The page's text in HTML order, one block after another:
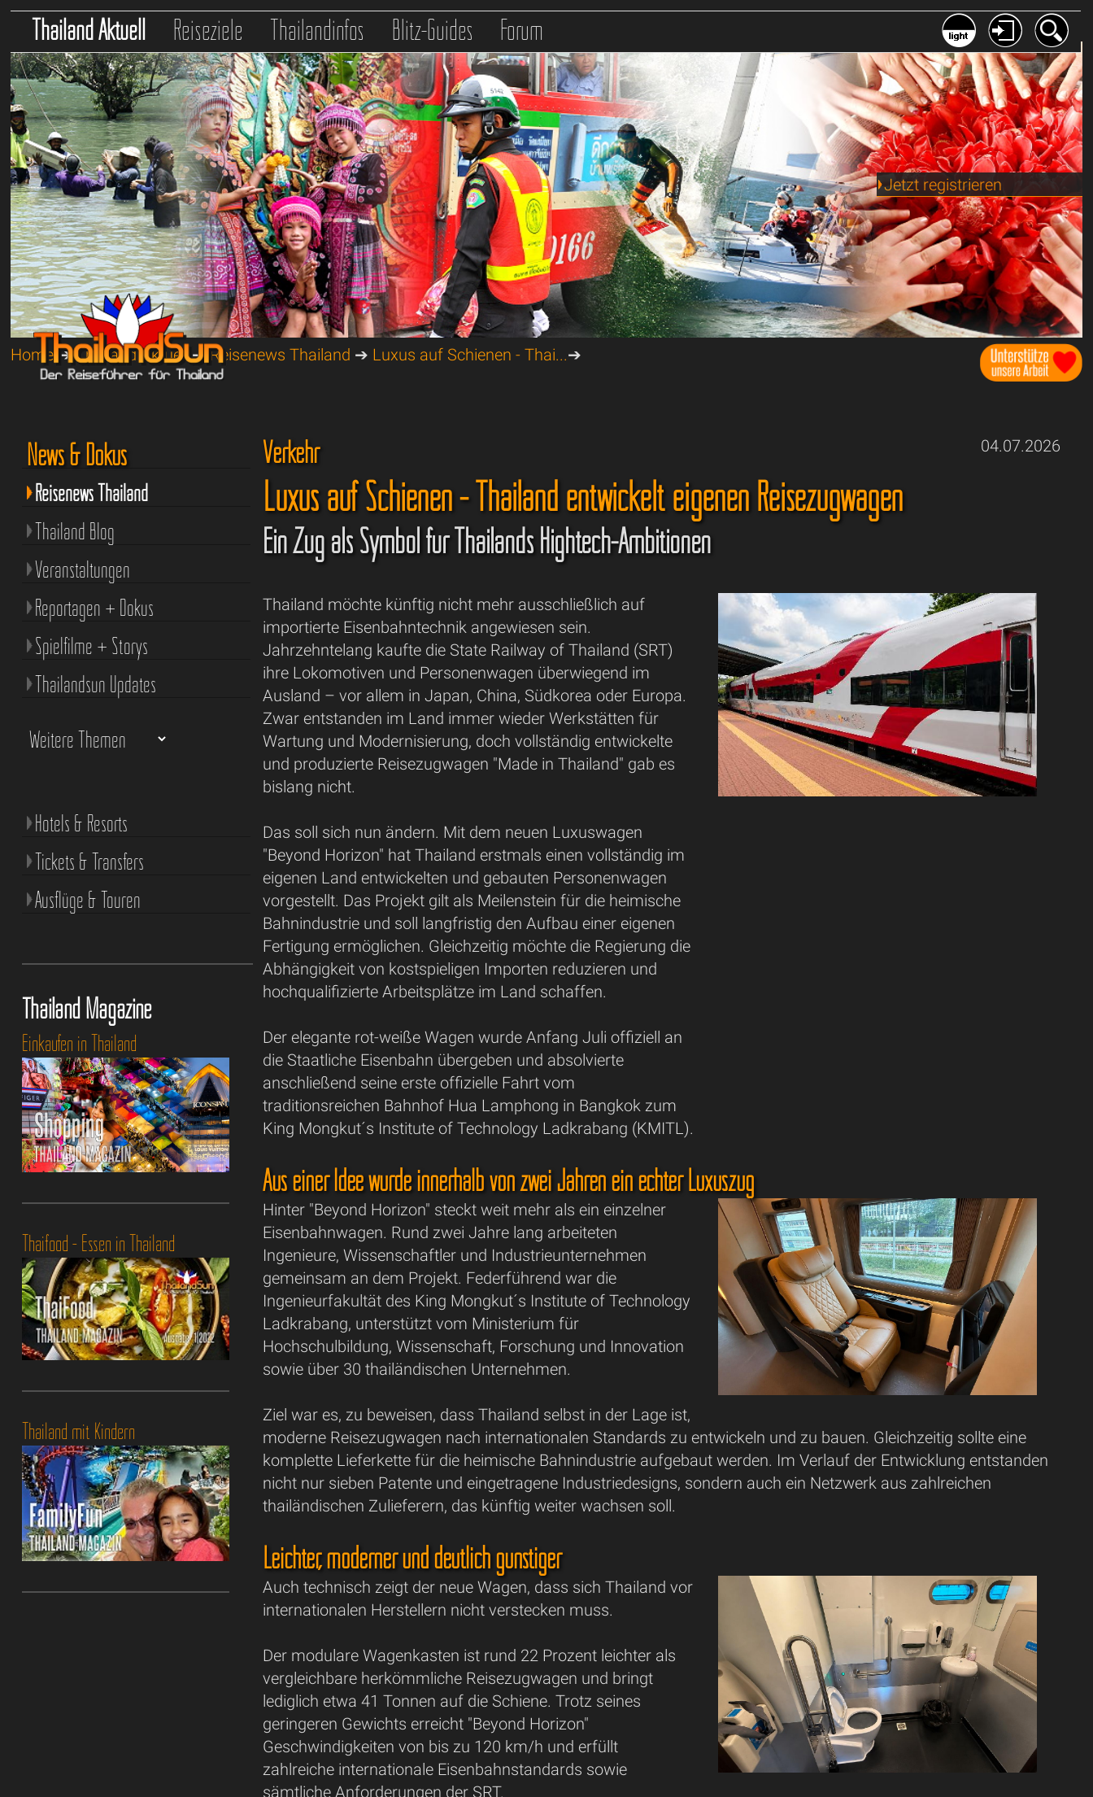
Thailand Aktuell Reiseziele Thailandinfos Blitz-Guides Forum
Jetzt registrieren
Home➔Thailand Aktuell➔Reisenews Thailand ➔ Luxus auf Schienen - Thai...➔
04.07.2026
Verkehr
Luxus auf Schienen - Thailand entwickelt eigenen Reisezugwagen
Ein Zug als Symbol für Thailands Hightech-Ambitionen
Thailand möchte künftig nicht mehr ausschließlich auf
importierte Eisenbahntechnik angewiesen sein.
Jahrzehntelang kaufte die State Railway of Thailand (SRT)
ihre Lokomotiven und Personenwagen überwiegend im
Ausland – vor allem in Japan, China, Südkorea oder Europa.
Zwar entstanden im Land immer wieder Werkstätten für
Wartung und Modernisierung, doch vollständig entwickelte
und produzierte Reisezugwagen "Made in Thailand" gab es
bislang nicht.
Das soll sich nun ändern. Mit dem neuen Luxuswagen
"Beyond Horizon" hat Thailand erstmals einen vollständig im
eigenen Land entwickelten und gebauten Personenwagen
vorgestellt. Das Projekt gilt als Meilenstein für die heimische
Bahnindustrie und soll langfristig den Aufbau einer eigenen
Fertigung ermöglichen. Gleichzeitig möchte die Regierung die
Abhängigkeit von kostspieligen Importen reduzieren und
hochqualifizierte Arbeitsplätze im Land schaffen.
Der elegante rot-weiße Wagen wurde Anfang Juli offiziell an
die Staatliche Eisenbahn übergeben und absolvierte
anschließend seine erste offizielle Fahrt vom
traditionsreichen Bahnhof Hua Lamphong in Bangkok zum
King Mongkut´s Institute of Technology Ladkrabang (KMITL).
Aus einer Idee wurde innerhalb von zwei Jahren ein echter Luxuszug
Hinter "Beyond Horizon" steckt weit mehr als ein einzelner
Eisenbahnwagen. Rund zwei Jahre lang arbeiteten
Ingenieure, Wissenschaftler und Industrieunternehmen
gemeinsam an dem Projekt. Federführend war die
Ingenieurfakultät des King Mongkut´s Institute of Technology
Ladkrabang, unterstützt vom Ministerium für
Hochschulbildung, Wissenschaft, Forschung und Innovation
sowie über 30 thailändischen Unternehmen.
Ziel war es, zu beweisen, dass Thailand selbst in der Lage ist,
moderne Reisezugwagen nach internationalen Standards zu entwickeln und zu bauen. Gleichzeitig sollte eine
komplette Lieferkette für die heimische Bahnindustrie aufgebaut werden. Im Verlauf der Entwicklung entstanden
nicht nur sieben Patente und eingetragene Industriedesigns, sondern auch ein Netzwerk aus zahlreichen
thailändischen Zulieferern, das künftig weiter wachsen soll.
Leichter, moderner und deutlich günstiger
Auch technisch zeigt der neue Wagen, dass sich Thailand vor
internationalen Herstellern nicht verstecken muss.
Der modulare Wagenkasten ist rund 22 Prozent leichter als
vergleichbare herkömmliche Reisezugwagen und bringt
lediglich etwa 41 Tonnen auf die Schiene. Trotz seines
geringeren Gewichts erreicht "Beyond Horizon"
Geschwindigkeiten von bis zu 120 km/h und erfüllt
zahlreiche internationale Eisenbahnstandards sowie
sämtliche Anforderungen der SRT.
News & Dokus
Reisenews Thailand
Thailand Blog
Veranstaltungen
Reportagen + Dokus
Spielfilme + Storys
Thailandsun Updates
Hotels & Resorts
Tickets & Transfers
Ausflüge & Touren
Thailand Magazine
Einkaufen in Thailand
Thaifood - Essen in Thailand
Thailand mit Kindern